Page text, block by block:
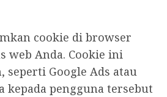
cookie di browser
web Anda. Cookie ini
Google Ads atau
kepada pengguna tersebut